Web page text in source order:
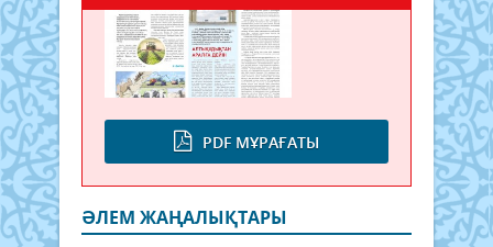
PDF МҰРАҒАТЫ
ӘЛЕМ ЖАҢАЛЫҚТАРЫ